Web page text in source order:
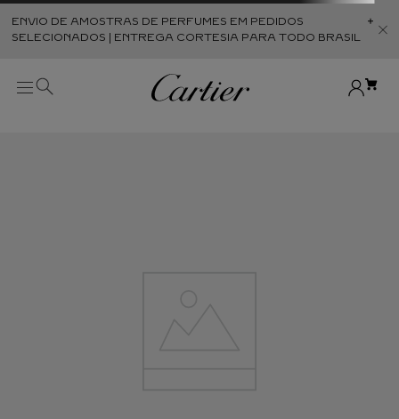
ENVIO DE AMOSTRAS DE PERFUMES EM PEDIDOS
SELECIONADOS | ENTREGA CORTESIA PARA TODO BRASIL